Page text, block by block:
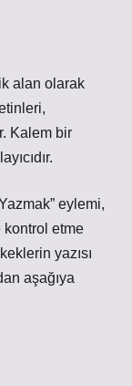
alan olarak
Kalem bir
eylemi,
kontrol etme
yazısı
aşağıya